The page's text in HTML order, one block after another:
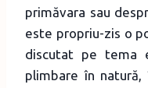
primăvara sau
este propriu-zis o
discutat pe tema
plimbare în